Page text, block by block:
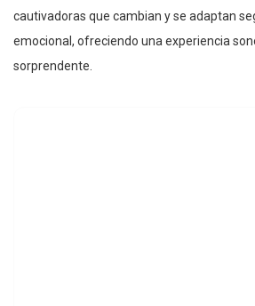
cautivadoras que cambian y se adaptan
emocional, ofreciendo una experiencia
sorprendente.